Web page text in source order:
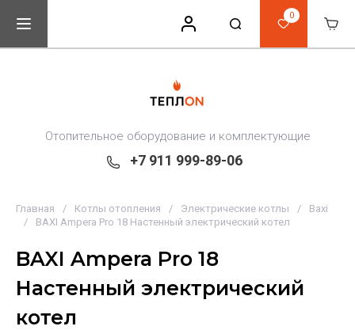
0
Отопительное оборудование и комплектующие
+7 911 999-89-06
Главная / Котлы отопления / Электрические котлы /
Baxi
/
BAXI Ampera Pro 18 Настенный электрический котел
BAXI Ampera Pro 18
Настенный электрический
котел